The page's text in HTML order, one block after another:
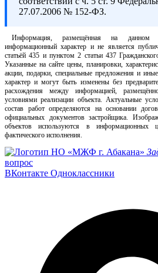
27.07.2006 № 152-ФЗ.
Информация, размещённая на данном
информационный характер и не является
статьёй 435 и пунктом 2 статьи 437
Указанные на сайте цены, планировки,
акции, подарки, специальные предложения и
характер и могут быть изменены без
расхождения между информацией,
условиями реализации объекта. Актуальные
состав работ определяются на основании
официальных документов застройщика.
объектов используются в информационных
фактического исполнения.
вопрос
ВКонтакте Одноклассники